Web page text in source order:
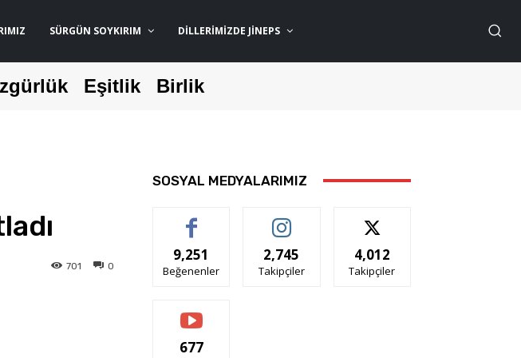
SÜRGÜN SOYKIRIM DILLERIMIZDE JİNEPS
Eşitlik Birlik
0
701
SOSYAL MEDYALARIMIZ
9,251
Beğenenler
2,745
Takipçiler
4,012
Takipçiler
677